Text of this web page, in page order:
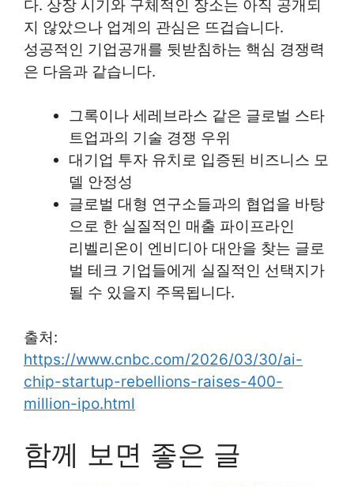
다. 상장 시기와 구체적인 장소는 아직 공개되
지 않았으나 업계의 관심은 뜨겁습니다.
성공적인 기업공개를 뒷받침하는 핵심 경쟁력
은 다음과 같습니다.
그록이나 세레브라스 같은 글로벌 스타
트업과의 기술 경쟁 우위
대기업 투자 유치로 입증된 비즈니스 모
델 안정성
글로벌 대형 연구소들과의 협업을 바탕
으로 한 실질적인 매출 파이프라인
리벨리온이 엔비디아 대안을 찾는 글로
벌 테크 기업들에게 실질적인 선택지가
될 수 있을지 주목됩니다.
출처:
https://www.cnbc.com/2026/03/30/ai-
chip-startup-rebellions-raises-400-
million-ipo.html
함께 보면 좋은 글